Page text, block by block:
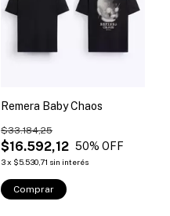
Remera Baby Chaos
$16.592,12
$33.184,25
50% OFF
3x $5.530,71 sin interés
Comprar